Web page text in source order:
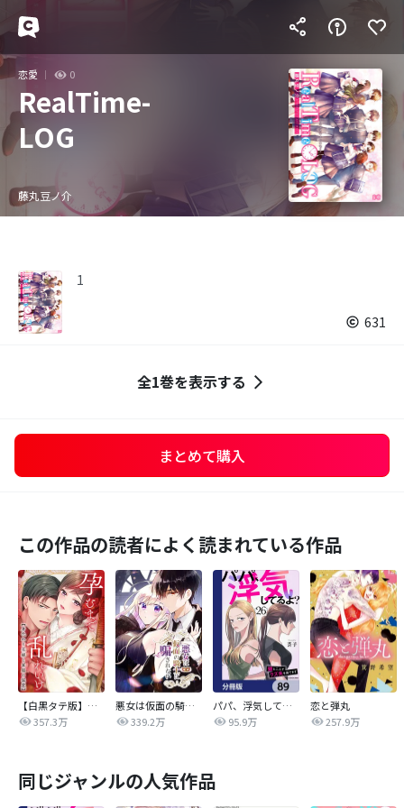
恋愛 0
RealTime-
LOG
藤丸豆ノ介
1
631
全1巻を表示する
まとめて購入
この作品の読者によく読まれている作品
【白黒タテ版】孕むまで乱れいけ～身代わり花嫁と軍服の猛愛
357.3万
悪女は仮面の騎士に騙されない
339.2万
パパ、浮気してるよ？娘と二人でクズ夫を捨てます【分冊版】
95.9万
恋と弾丸
257.9万
同じジャンルの人気作品